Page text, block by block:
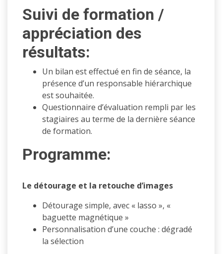
Suivi de formation /
appréciation des
résultats:
Un bilan est effectué en fin de séance, la
présence d’un responsable hiérarchique
est souhaitée.
Questionnaire d’évaluation rempli par les
stagiaires au terme de la dernière séance
de formation.
Programme:
Le détourage et la retouche d’images
Détourage simple, avec « lasso », «
baguette magnétique »
Personnalisation d’une couche : dégradé
la sélection